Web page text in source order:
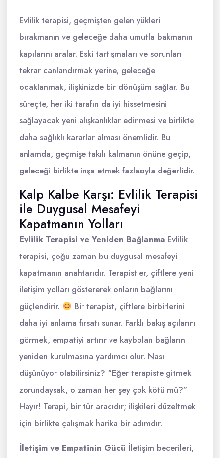
Evlilik terapisi, geçmişten gelen yükleri
bırakmanın ve geleceğe daha umutla bakmanın
kapılarını aralar. Eski tartışmaları ve sorunları
tekrar canlandırmak yerine, geleceğe
odaklanmak, ilişkinizde bir dönüşüm sağlar. Bu
süreçte, her iki tarafın da iyi hissetmesini
sağlayacak yeni alışkanlıklar edinmesi ve birlikte
daha sağlıklı kararlar alması önemlidir. Bu
anlamda, geçmişe takılı kalmanın önüne geçip,
geleceği birlikte inşa etmek fazlasıyla değerlidir.
Kalp Kalbe Karşı: Evlilik Terapisi
ile Duygusal Mesafeyi
Kapatmanın Yolları
Evlilik Terapisi ve Yeniden Bağlanma Evlilik
terapisi, çoğu zaman bu duygusal mesafeyi
kapatmanın anahtarıdır. Terapistler, çiftlere yeni
iletişim yolları göstererek onların bağlarını
güçlendirir.
Bir terapist, çiftlere birbirlerini
daha iyi anlama fırsatı sunar. Farklı bakış açılarını
görmek, empatiyi artırır ve kaybolan bağların
yeniden kurulmasına yardımcı olur. Nasıl
düşünüyor olabilirsiniz? “Eğer terapiste gitmek
zorundaysak, o zaman her şey çok kötü mü?”
Hayır! Terapi, bir tür aracıdır; ilişkileri düzeltmek
için birlikte çalışmak harika bir adımdır.
İletişim ve Empatinin Gücü İletişim becerileri,